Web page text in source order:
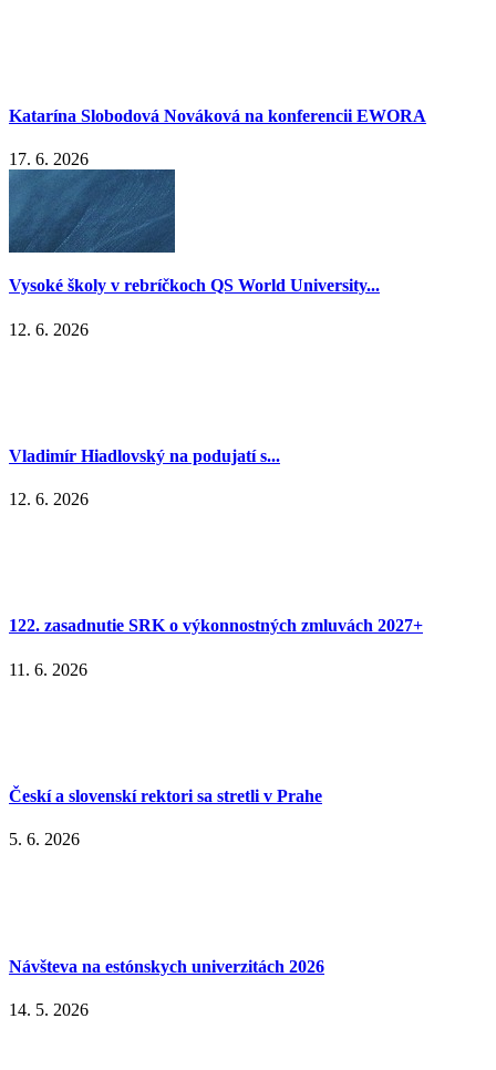
Katarína Slobodová Nováková na konferencii EWORA
17. 6. 2026
Vysoké školy v rebríčkoch QS World University...
12. 6. 2026
Vladimír Hiadlovský na podujatí s...
12. 6. 2026
122. zasadnutie SRK o výkonnostných zmluvách 2027+
11. 6. 2026
Českí a slovenskí rektori sa stretli v Prahe
5. 6. 2026
Návšteva na estónskych univerzitách 2026
14. 5. 2026